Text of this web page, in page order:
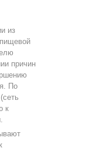
из
причин
По
к